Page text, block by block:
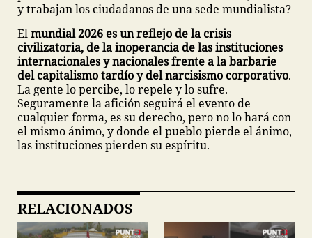
y trabajan los ciudadanos de una sede mundialista?
Elmundial 2026 es un reflejo de la crisis
civilizatoria, de la inoperancia de las instituciones
internacionales y nacionales frente a la barbarie
del capitalismo tardío y del narcisismo corporativo.
La gente lo percibe, lo repele y lo sufre.
Seguramente la afición seguirá el evento de
cualquier forma, es su derecho, pero no lo hará con
el mismo ánimo, y donde el pueblo pierde el ánimo,
las instituciones pierden su espíritu.
RELACIONADOS